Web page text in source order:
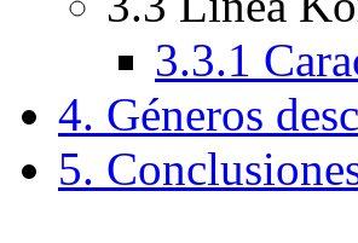
3.3.1
4. Géneros
5.